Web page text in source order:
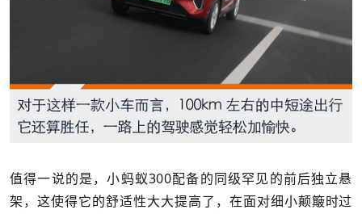
值得一说的是，小蚂蚁300配备的同级罕见的前后独立悬
架，这使得它的舒适性大大提高了，在面对细小颠簸时过